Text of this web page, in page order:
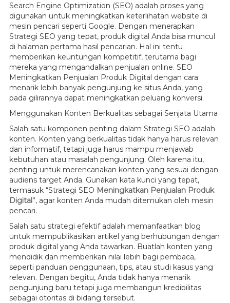
Search Engine Optimization (SEO) adalah proses yang
digunakan untuk meningkatkan keterlihatan website di
mesin pencari seperti Google. Dengan menerapkan
Strategi SEO yang tepat, produk digital Anda bisa muncul
di halaman pertama hasil pencarian. Hal ini tentu
memberikan keuntungan kompetitif, terutama bagi
mereka yang mengandalkan penjualan online. SEO
Meningkatkan Penjualan Produk Digital dengan cara
menarik lebih banyak pengunjung ke situs Anda, yang
pada gilirannya dapat meningkatkan peluang konversi.
Menggunakan Konten Berkualitas sebagai Senjata Utama
Salah satu komponen penting dalam Strategi SEO adalah
konten. Konten yang berkualitas tidak hanya harus relevan
dan informatif, tetapi juga harus mampu menjawab
kebutuhan atau masalah pengunjung. Oleh karena itu,
penting untuk merencanakan konten yang sesuai dengan
audiens target Anda. Gunakan kata kunci yang tepat,
termasuk “Strategi SEO Meningkatkan Penjualan Produk
Digital”, agar konten Anda mudah ditemukan oleh mesin
pencari.
Salah satu strategi efektif adalah memanfaatkan blog
untuk mempublikasikan artikel yang berhubungan dengan
produk digital yang Anda tawarkan. Buatlah konten yang
mendidik dan memberikan nilai lebih bagi pembaca,
seperti panduan penggunaan, tips, atau studi kasus yang
relevan. Dengan begitu, Anda tidak hanya menarik
pengunjung baru tetapi juga membangun kredibilitas
sebagai otoritas di bidang tersebut.